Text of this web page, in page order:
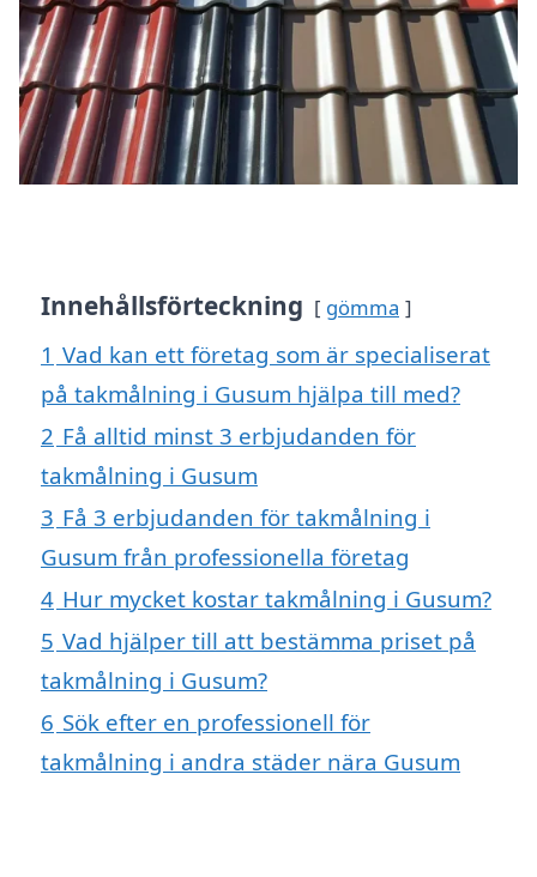
Innehållsförteckning gömma
1 Vad kan ett företag som är specialiserat
på takmålning i Gusum hjälpa till med?
2 Få alltid minst 3 erbjudanden för
takmålning i Gusum
3 Få 3 erbjudanden för takmålning i
Gusum från professionella företag
4 Hur mycket kostar takmålning i Gusum?
5 Vad hjälper till att bestämma priset på
takmålning i Gusum?
6 Sök efter en professionell för
takmålning i andra städer nära Gusum